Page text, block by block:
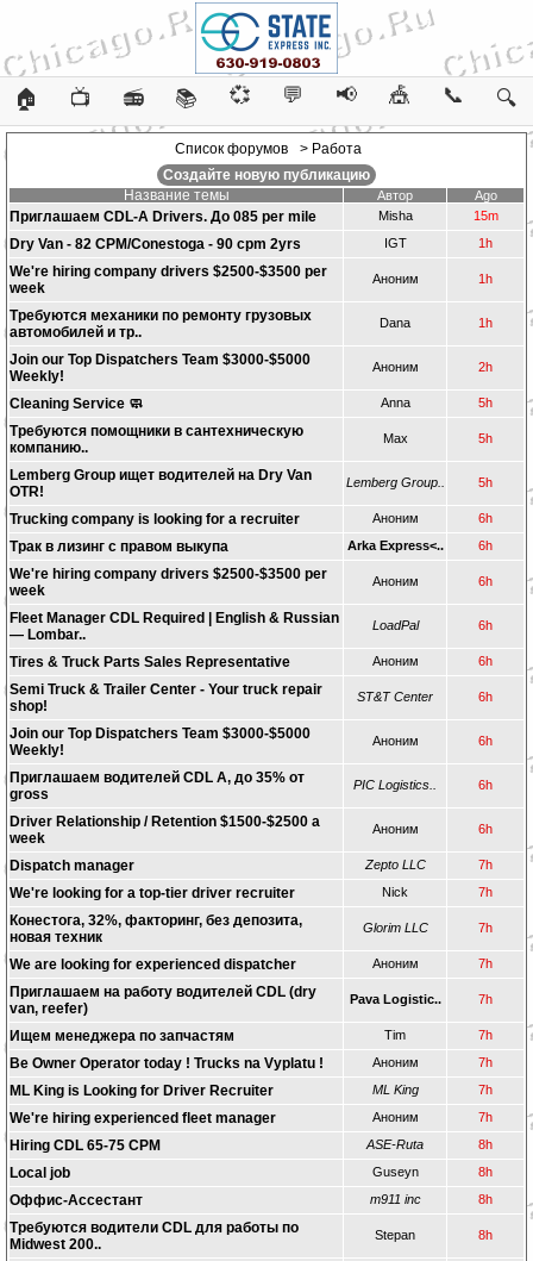
🏠 📺 📻 📚 💞 💬 📢 🎪 📞 🔍
Список форумов
> Работа
Создайте новую публикацию
Название темы
Автор Ago
Приглашаем CDL-A Drivers. До 085 per mile Misha 15m
Dry Van - 82 CPM/Conestoga - 90 cpm 2yrs IGT 1h
We're hiring company drivers $2500-$3500 per
week
Аноним 1h
Требуются механики по ремонту грузовых
автомобилей и тр..
Dana 1h
Join our Top Dispatchers Team $3000-$5000
Weekly!
Аноним 2h
Cleaning Service 🧼 Anna 5h
Требуются помощники в сантехническую
компанию..
Max 5h
Lemberg Group ищет водителей на Dry Van
OTR!
Lemberg Group.. 5h
Trucking company is looking for a recruiter Аноним 6h
Трак в лизинг с правом выкупа Arka Express<.. 6h
We're hiring company drivers $2500-$3500 per
week
Аноним 6h
Fleet Manager CDL Required | English & Russian
— Lombar..
LoadPal 6h
Tires & Truck Parts Sales Representative Аноним 6h
Semi Truck & Trailer Center - Your truck repair
shop!
ST&T Center 6h
Join our Top Dispatchers Team $3000-$5000
Weekly!
Аноним 6h
Приглашаем водителей CDL A, до 35% от
gross
PIC Logistics.. 6h
Driver Relationship / Retention $1500-$2500 a
week
Аноним 6h
Dispatch manager Zepto LLC 7h
We're looking for a top-tier driver recruiter Nick 7h
Конестога, 32%, факторинг, без депозита,
новая техник
Glorim LLC 7h
We are looking for experienced dispatcher Аноним 7h
Приглашаем на работу водителей CDL (dry
van, reefer)
Pava Logistic.. 7h
Ищем менеджера по запчастям Tim 7h
Be Owner Operator today ! Trucks na Vyplatu ! Аноним 7h
ML King is Looking for Driver Recruiter ML King 7h
We're hiring experienced fleet manager Аноним 7h
Hiring CDL 65-75 CPM ASE-Ruta 8h
Local job Guseyn 8h
Оффис-Ассестант m911 inc 8h
​Требуются водители CDL для работы по
Midwest 200..
Stepan 8h